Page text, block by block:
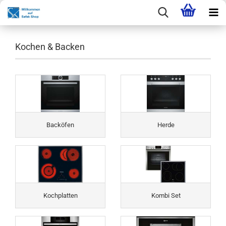
Kochen & Backen
Backöfen Herde
Kochplatten Kombi Set